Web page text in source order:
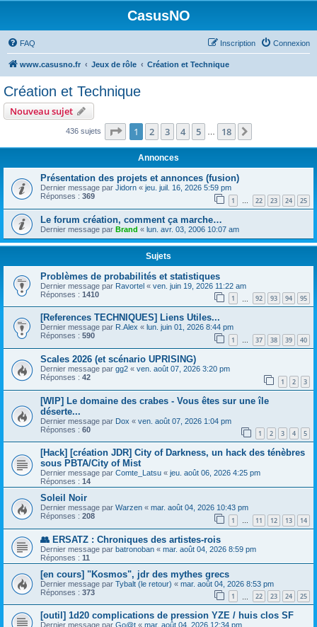
CasusNO
FAQ Connexion
Inscription
www.casusno.fr Jeux de rôle Création et Technique
Création et Technique
Nouveau sujet
436 sujets Page 1sur18
1 2 3 4 5 18
Annonces
Présentation des projets et annonces (fusion)
Dernier message par Jidorn « jeu. juil. 16, 2026 5:59 pm
Réponses : 369 1 … 22 23 24 25
Le forum création, comment ça marche…
Dernier message par Brand « lun. avr. 03, 2006 10:07 am
Sujets
Problèmes de probabilités et statistiques
Dernier message par Ravortel « ven. juin 19, 2026 11:22 am
Réponses : 1410 1 92 93 94 95
[References TECHNIQUES] Liens Utiles...
Dernier message par R.Alex « lun. juin 01, 2026 8:44 pm
Réponses : 590 1 … 37 38 39 40
Scales 2026 (et scénario UPRISING)
Dernier message par gg2 « ven. août 07, 2026 3:20 pm
Réponses : 42 1 2 3
[WIP] Le domaine des crabes - Vous êtes sur une île
déserte...
Dernier message par Dox « ven. août 07, 2026 1:04 pm
Réponses : 60 1 2 3 4 5
[Hack] [création JDR] City of Darkness, un hack des ténèbres
sous PBTA/City of Mist
Dernier message par Comte_Latsu « jeu. août 06, 2026 4:25 pm
Réponses : 14
Soleil Noir
Dernier message par Warzen « mar. août 04, 2026 10:43 pm
Réponses : 208 1 … 11 12 13 14
👥 ERSATZ : Chroniques des artistes-rois
Dernier message par batronoban « mar. août 04, 2026 8:59 pm
Réponses : 11
[en cours] "Kosmos", jdr des mythes grecs
Dernier message par Tybalt (le retour) « mar. août 04, 2026 8:53 pm
Réponses : 373 1 22 23 24 25
[outil] 1d20 complications de pression YZE / huis clos SF
Dernier message par Go@t « mar. août 04, 2026 12:34 pm